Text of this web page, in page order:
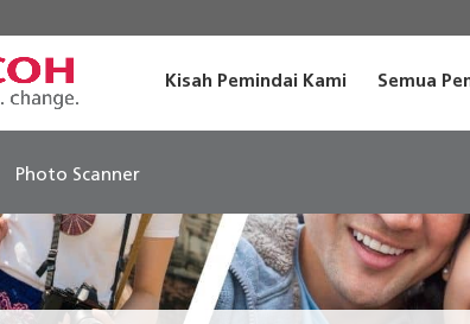
Kisah Pemindai Kami Semua
Photo Scanner